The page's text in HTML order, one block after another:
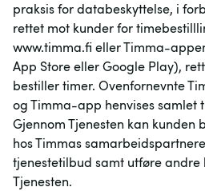
praksis for databeskyttelse, i
rettet mot kunder for
www.timma.fi eller Timma-
App Store eller Google Play),
bestiller timer. Ovenfornevnte
og Timma-app henvises samlet
Gjennom Tjenesten kan kunden
hos Timmas
tjenestetilbud samt utføre
Tjenesten.